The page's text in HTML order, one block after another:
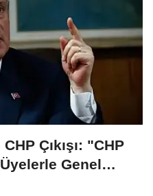
Çıkışı: "CHP
Genel